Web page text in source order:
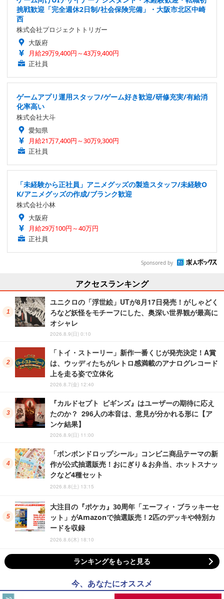
挑戦歓迎「完全週休2日制/社会保険完備」・大阪市北区中崎
西
株式会社プロジェクトトリガー
大阪府
月給29万9,400円～43万9,400円
正社員
ゲームアプリ運用スタッフ/ゲーム好き歓迎/研修充実/有給消
化率高い
株式会社大斗
愛知県
月給21万7,400円～30万9,300円
正社員
「未経験から正社員」アニメグッズの製造スタッフ/未経験O
K/アニメグッズの作成/ブランク歓迎
株式会社小林
大阪府
月給29万100円～40万円
正社員
Sponsored by
アクセスランキング
ユニクロの「浮世絵」UTが8月17日発売！がしゃどく
ろなど妖怪をモチーフにした、奥深い世界観が最高に
オシャレ
2026.8.9(日) 0:10
「トイ・ストーリー」新作一番くじが発売決定！A賞
は、ウッディたちがレトロ感満載のアナログレコード
上を走る姿で立体化
2026.8.7(金) 12:40
『カルドセプト ビギンズ』はユーザーの期待に応え
たのか？ 296人の本音は、意見が分かれる形に【ア
ンケ結果】
2026.8.9(日) 11:00
「ボンボンドロップシール」コンビニ商品テーマの新
作が公式抽選販売！おにぎり＆お弁当、ホットスナッ
クなど4種セット
2026.8.8(土) 13:15
大注目の『ポケカ』30周年「エーフィ・ブラッキーセ
ット」がAmazonで抽選販売！2匹のデッキや特別カ
ードを収録
2026.8.6(木) 18:10
ランキングをもっと見る
今、あなたにオススメ